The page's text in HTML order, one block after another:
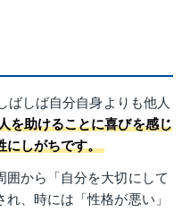
ばしば自分自身よりも他人
を助けることに喜びを感じ
にしがちです。
囲から「自分を大切にして
、時には「性格が悪い」